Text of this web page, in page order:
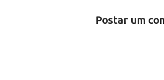
Postar um